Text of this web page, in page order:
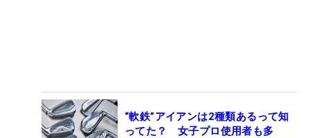
“軟鉄”アイアンは2種類あるって知
ってた？ 女子プロ使用者も多